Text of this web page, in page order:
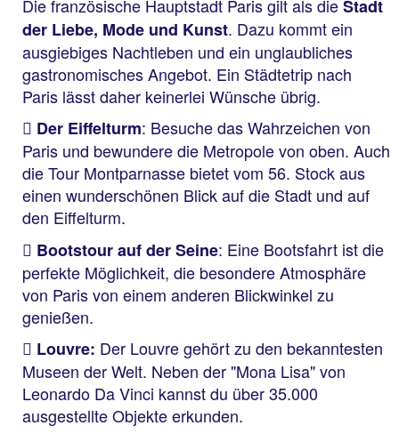
Die französische Hauptstadt Paris gilt als dieStadt
der Liebe, Mode und Kunst. Dazu kommt ein
ausgiebiges Nachtleben und ein unglaubliches
gastronomisches Angebot. Ein Städtetrip nach
Paris lässt daher keinerlei Wünsche übrig.
Der Eiffelturm: Besuche das Wahrzeichen von
Paris und bewundere die Metropole von oben. Auch
die Tour Montparnasse bietet vom 56. Stock aus
einen wunderschönen Blick auf die Stadt und auf
den Eiffelturm.
Bootstour auf der Seine: Eine Bootsfahrt ist die
perfekte Möglichkeit, die besondere Atmosphäre
von Paris von einem anderen Blickwinkel zu
genießen.
Louvre: Der Louvre gehört zu den bekanntesten
Museen der Welt. Neben der "Mona Lisa" von
Leonardo Da Vinci kannst du über 35.000
ausgestellte Objekte erkunden.